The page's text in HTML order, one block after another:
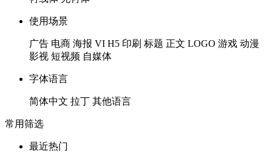
使用场景
广告 电商 海报 VI H5 印刷 标题 正文 LOGO 游戏 动漫
影视 短视频 自媒体
字体语言
简体中文 拉丁 其他语言
常用筛选
最近热门